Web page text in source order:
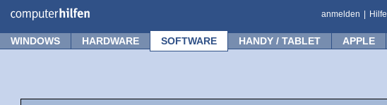
anmelden Hilfe
WINDOWS HARDWARE SOFTWARE HANDY / TABLET APPLE